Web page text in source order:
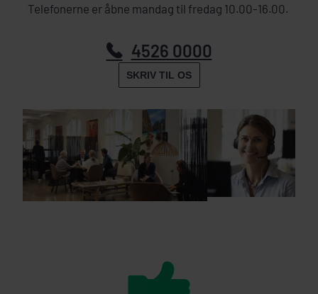
Telefonerne er åbne mandag til fredag 10.00-16.00.
4526 0000
SKRIV TIL OS